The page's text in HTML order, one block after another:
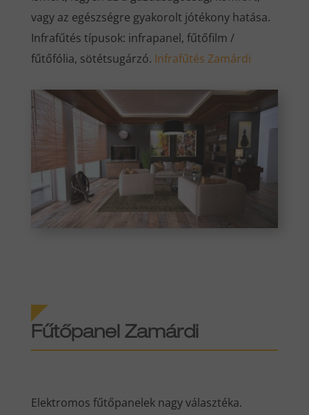
vagy az egészségre gyakorolt jótékony hatása.
Infrafűtés típusok: infrapanel, fűtőfilm /
fűtőfólia, sötétsugárzó. Infrafűtés Zamárdi
Fűtőpanel Zamárdi
Elektromos fűtőpanelek nagy választéka.